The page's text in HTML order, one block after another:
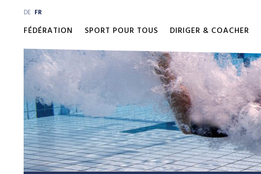
DE FR
FÉDÉRATION SPORT POUR TOUS DIRIGER & COACHER